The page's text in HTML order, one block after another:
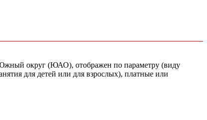
округ (ЮАО), отображен по параметру (виду
для детей или для взрослых), платные или